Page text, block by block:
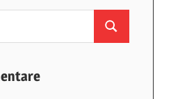
Suchen